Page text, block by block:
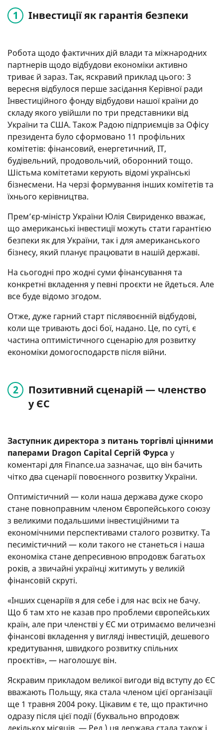
Інвестиції як гарантія безпеки
Робота щодо фактичних дій влади та міжнародних
партнерів щодо відбудови економіки активно
триває й зараз. Так, яскравий приклад цього: 3
вересня відбулося перше засідання Керівної ради
Інвестиційного фонду відбудови нашої країни до
складу якого увійшли по три представники від
України та США. Також Радою підприємців за Офісу
президента було сформовано 11 профільних
комітетів: фінансовий, енергетичний, ІТ,
будівельний, продовольчий, оборонний тощо.
Шістьма комітетами керують відомі українські
бізнесмени. На черзі формування інших комітетів та
їхнього керівництва.
Прем’єр-міністр України Юлія Свириденко вважає,
що американські інвестиції можуть стати гарантією
безпеки як для України, так і для американського
бізнесу, який планує працювати в нашій державі.
На сьогодні про жодні суми фінансування та
конкретні вкладення у певні проєкти не йдеться. Але
все буде відомо згодом.
Отже, дуже гарний старт післявоєнній відбудові,
коли ще тривають досі бої, надано. Це, по суті, є
частина оптимістичного сценарію для розвитку
економіки домогосподарств після війни.
Позитивний сценарій — членство
у ЄС
Заступник директора з питань торгівлі цінними
паперами Dragon Capital Сергій Фурса у
коментарі для Finance.ua зазначає, що він бачить
чітко два сценарії повоєнного розвитку України.
Оптимістичний — коли наша держава дуже скоро
стане повноправним членом Європейського союзу
з великими подальшими інвестиційними та
економічними перспективами сталого розвитку. Та
песимістичний — коли такого не станеться і наша
економіка стане депресивною впродовж багатьох
років, а звичайні українці житимуть у великій
фінансовій скруті.
«Інших сценаріїв я для себе і для нас всіх не бачу.
Що б там хто не казав про проблеми європейських
країн, але при членстві у ЄС ми отримаємо величезні
фінансові вкладення у вигляді інвестицій, дешевого
кредитування, швидкого розвитку спільних
проєктів», — наголошує він.
Яскравим прикладом великої вигоди від вступу до ЄС
вважають Польщу, яка стала членом цієї організації
ще 1 травня 2004 року. Цікавим є те, що практично
одразу після цієї події (буквально впродовж